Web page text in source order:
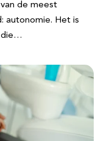
de meest
autonomie. Het is
die…